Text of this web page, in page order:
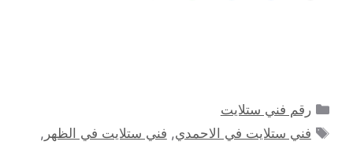
التصنيفات
رقم فني ستلايت
الوسوم
فني ستلايت في الاحمدي, فني ستلايت في الظهر ,